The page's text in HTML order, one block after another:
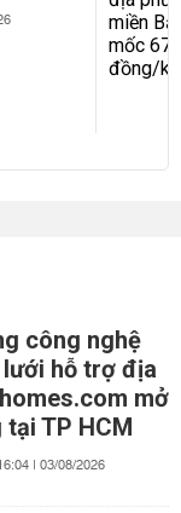
công nghệ
hỗ trợ địa
mở
TP HCM
| 03/08/2026